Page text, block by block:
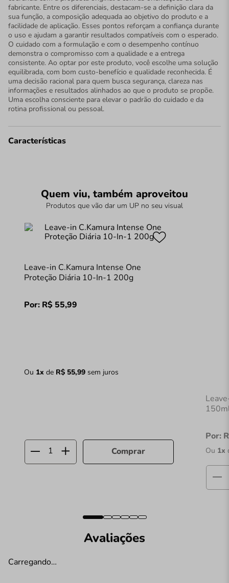
fabricante. Entre os diferenciais, destacam-se a definição clara da
sua função, a composição adequada ao objetivo do produto e a
facilidade de aplicação. Esses pontos reforçam a confiança durante
o uso e ajudam a garantir resultados compatíveis com o esperado.
O cuidado com a formulação e com o desempenho contínuo
demonstra o compromisso com a qualidade e a entrega
consistente. Ao optar por este produto, você escolhe uma solução
equilibrada, com bom custo-benefício e qualidade reconhecida. É
uma decisão racional para quem busca segurança, clareza nas
informações e resultados alinhados ao que o produto se propõe.
Uma escolha consciente para elevar o padrão do cuidado e da
rotina profissional ou pessoal.
Características
Quem viu, também aproveitou
Produtos que vão dar um UP no seu visual
Leave-in C.Kamura Intense One
Proteção Diária 10-In-1 200g
Por: R$ 55,99
Ou 1x de R$ 55,99sem juros
Comprar
Por:
Ou 1x
Avaliações
Carregando…